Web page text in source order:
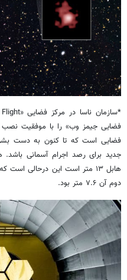
فضایی جیمز وب» را با موفقیت
فضایی است که تا کنون به دست
جدید برای رصد اجرام آسمانی
دوم آن ۷.۶ متر بود.